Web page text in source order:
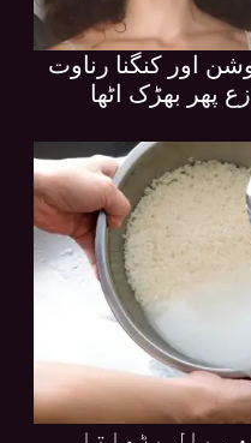
اور کنگنا رناوت
پھر بھڑک اٹھا